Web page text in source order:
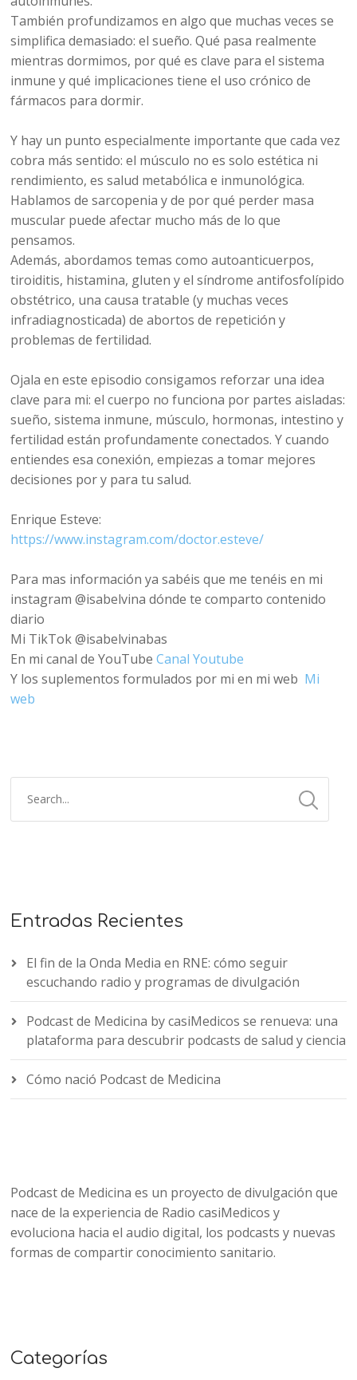
También profundizamos en algo que muchas veces se
simplifica demasiado: el sueño. Qué pasa realmente
mientras dormimos, por qué es clave para el sistema
inmune y qué implicaciones tiene el uso crónico de
fármacos para dormir.
Y hay un punto especialmente importante que cada vez
cobra más sentido: el músculo no es solo estética ni
rendimiento, es salud metabólica e inmunológica.
Hablamos de sarcopenia y de por qué perder masa
muscular puede afectar mucho más de lo que
pensamos.
Además, abordamos temas como autoanticuerpos,
tiroiditis, histamina, gluten y el síndrome antifosfolípido
obstétrico, una causa tratable (y muchas veces
infradiagnosticada) de abortos de repetición y
problemas de fertilidad.
Ojala en este episodio consigamos reforzar una idea
clave para mi: el cuerpo no funciona por partes aisladas:
sueño, sistema inmune, músculo, hormonas, intestino y
fertilidad están profundamente conectados. Y cuando
entiendes esa conexión, empiezas a tomar mejores
decisiones por y para tu salud.
Enrique Esteve:
https://www.instagram.com/doctor.esteve/
Para mas información ya sabéis que me tenéis en mi
instagram @isabelvina dónde te comparto contenido
diario
Mi TikTok @isabelvinabas
En mi canal de YouTubeCanal Youtube
Y los suplementos formulados por mi en mi web Mi
web
Entradas Recientes
El fin de la Onda Media en RNE: cómo seguir
escuchando radio y programas de divulgación
Podcast de Medicina by casiMedicos se renueva: una
plataforma para descubrir podcasts de salud y ciencia
Cómo nació Podcast de Medicina
Podcast de Medicina es un proyecto de divulgación que
nace de la experiencia de Radio casiMedicos y
evoluciona hacia el audio digital, los podcasts y nuevas
formas de compartir conocimiento sanitario.
Categorías